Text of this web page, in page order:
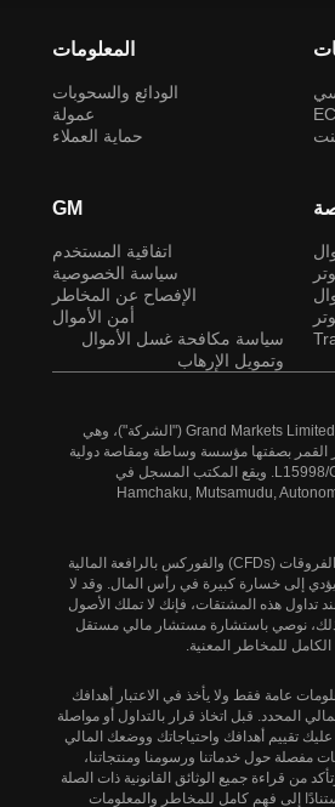
المعلومات
الودائع والسحوبات
عمولة
حماية العملاء
GM
اتفاقية المستخدم
سياسة الخصوصية
الإفصاح عن المخاطر
أمن الأموال
سياسة مكافحة غسل الأموال
وتمويل الإرهاب
يُدار هذا الموقع الإلكتروني من خلال Grand Markets Limited ("الشركة")، وهي
بصفتها مؤسسة وساطة ومقاصة دولية
مُرخصة، بموجب رقم الترخيص L15998/GML. ويقع المكتب المسجل في
Hamchaku, Mutsamudu,
تحذير المخاطر: ينطوي تداول عقود الفروقات (CFDs) والفوركس بالرافعة المالية
إلى خسارة كبيرة في رأس المال. وقد لا
تداول هذه المشتقات، فإنك لا تملك الأصول
لذلك، نوصي باستشارة مستشار مالي مستقل
للمخاطر المعنية.
عامة فقط ولا يأخذ في الاعتبار أهدافك
المحدد. قبل اتخاذ قرار بالتداول أو مواصلة
تقييم أهدافك واحتياجاتك ووضعك المالي
حول خدماتنا ورسومنا ومنتجاتنا،
من قراءة جميع الوثائق القانونية ذات الصلة
إلى فهم كامل للمخاطر والمعلومات